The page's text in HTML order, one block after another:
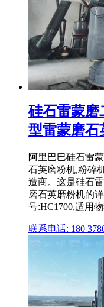
硅石雷蒙磨
型雷蒙磨石
阿里巴巴硅石雷
石英磨粉机,粉碎
造商。这是硅石
磨石英磨粉机的
号:HC1700,适用
联系电话: 180